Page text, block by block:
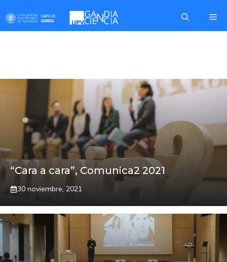
contenido
“Cara a cara”, Comunica2 2021
30 noviembre, 2021